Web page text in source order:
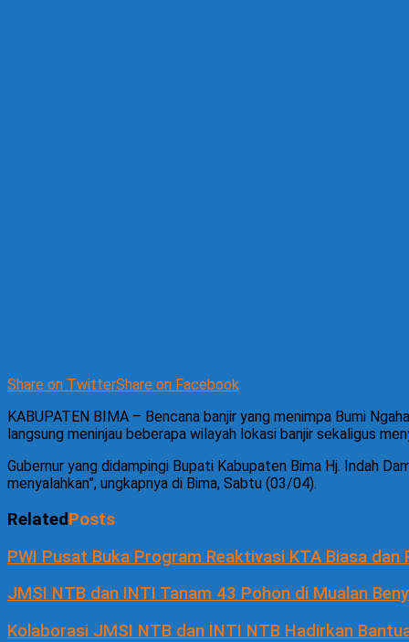
Share on TwitterShare on Facebook
KABUPATEN BIMA – Bencana banjir yang menimpa Bumi
langsung meninjau beberapa wilayah lokasi banjir sekaligus
Gubernur yang didampingi Bupati Kabupaten Bima Hj. Indah
menyalahkan”, ungkapnya di Bima, Sabtu (03/04).
RelatedPosts
PWI Pusat Buka Program Reaktivasi KTA Biasa
JMSI NTB dan INTI Tanam 43 Pohon di Mualan
Kolaborasi JMSI NTB dan INTI NTB Hadirkan